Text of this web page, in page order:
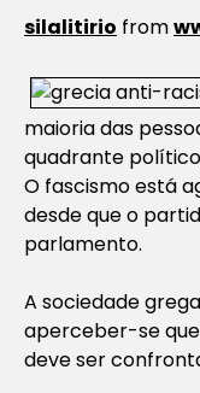
silalitirio from
maioria das
quadrante
O fascismo está
desde que o
parlamento.
A sociedade
aperceber-se
deve ser